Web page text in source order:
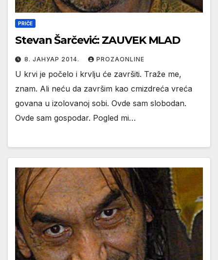
PRIČE
Stevan Šarčević: ZAUVEK MLAD
8. ЈАНУАР 2014. PROZAONLINE
U krvi je počelo i krvlju će završiti. Traže me,
znam. Ali neću da završim kao cmizdreća vreća
govana u izolovanoj sobi. Ovde sam slobodan.
Ovde sam gospodar. Pogled mi…